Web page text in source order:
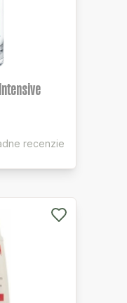
recenzie